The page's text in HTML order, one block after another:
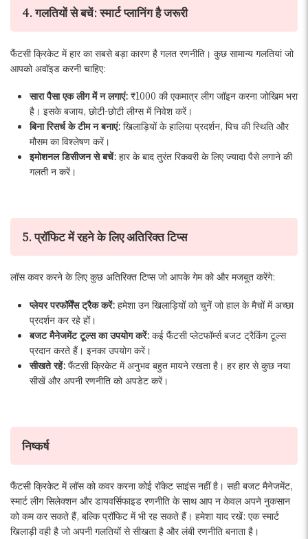
4. गलतियों से बचें: स्मार्ट प्लानिंग है जरूरी
फैंटसी क्रिकेट में हार का सबसे बड़ा कारण है गलत रणनीति। कुछ सामान्य गलतियां जो
आपको अवॉइड करनी चाहिए:
सारा पैसा एक लीग में न लगाएं: ₹1000 की एकमात्र लीग जॉइन करना जोखिम भरा
है। इसके बजाय, छोटी-छोटी लीग्स में निवेश करें।
बिना रिसर्च के टीम न बनाएं: खिलाड़ियों के हालिया प्रदर्शन, पिच की स्थिति और
मौसम का विश्लेषण करें।
इमोशनल डिसीजन से बचें: हार के बाद तुरंत रिकवरी के लिए ज्यादा पैसे लगाने की
गलती न करें।
5. प्रॉफिट में रहने के लिए अतिरिक्त टिप्स
लॉस कवर करने के लिए कुछ अतिरिक्त टिप्स जो आपके गेम को और मजबूत करेंगे:
प्लेयर परफॉर्मेंस ट्रैक करें: हमेशा उन खिलाड़ियों को चुनें जो हाल के मैचों में अच्छा
प्रदर्शन कर रहे हों।
बजट मैनेजमेंट टूल्स का उपयोग करें: कई फैंटसी प्लेटफॉर्म्स बजट ट्रैकिंग टूल्स
प्रदान करते हैं। इनका उपयोग करें।
सीखते रहें: फैंटसी क्रिकेट में अनुभव बहुत मायने रखता है। हर हार से कुछ नया
सीखें और अपनी रणनीति को अपडेट करें।
निष्कर्ष
फैंटसी क्रिकेट में लॉस को कवर करना कोई रॉकेट साइंस नहीं है। सही बजट मैनेजमेंट,
स्मार्ट लीग सिलेक्शन और डायवर्सिफाइड रणनीति के साथ आप न केवल अपने नुकसान
को कम कर सकते हैं, बल्कि प्रॉफिट में भी रह सकते हैं। हमेशा याद रखें: एक स्मार्ट
खिलाड़ी वही है जो अपनी गलतियों से सीखता है और लंबी रणनीति बनाता है।